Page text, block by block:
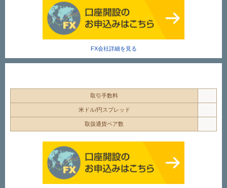
FX会社詳細を見る
取引手数料
米ドル/円スプレッド
取扱通貨ペア数